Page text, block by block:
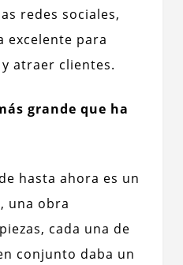
redes sociales,
excelente para
atraer clientes.
grande que ha
hasta ahora es un
una obra
cada una de
conjunto daba un